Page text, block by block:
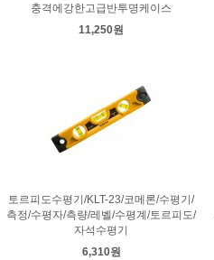
충격에강한고급반투명케이스
11,250원
토르피도수평기/KLT-23/코메론/수평기/
측정/수평자/측량/레벨/수평계/토르피도/
자석수평기
6,310원